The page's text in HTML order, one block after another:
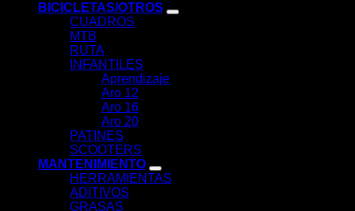
BICICLETAS/OTROS
CUADROS
MTB
RUTA
INFANTILES
Aprendizaje
Aro 12
Aro 16
Aro 20
PATINES
SCOOTERS
MANTENIMIENTO
HERRAMIENTAS
ADITIVOS
GRASAS